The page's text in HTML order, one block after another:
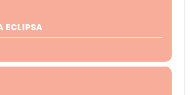
ECLIPSA